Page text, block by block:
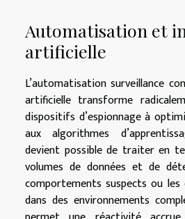
Automatisation et
artificielle
L’automatisation surveillance
artificielle transforme
dispositifs d’espionnage à
aux algorithmes
devient possible de traiter en
volumes de données et de
comportements suspects ou
dans des environnements